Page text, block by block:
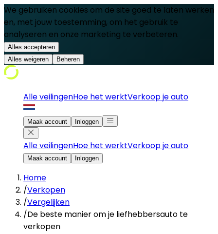
We gebruiken cookies om de site goed te laten werken
en, met jouw toestemming, om het gebruik te
analyseren en onze marketing te verbeteren.
Alles accepteren
Alles weigeren
Beheren
Alle veilingenHoe het werktVerkoop je auto
Maak account Inloggen
Alle veilingenHoe het werktVerkoop je auto
Maak account Inloggen
Home
/Verkopen
/Vergelijken
/De beste manier om je liefhebbersauto te
verkopen